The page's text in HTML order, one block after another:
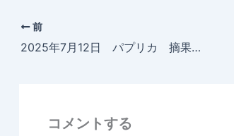
前
2025年7月12日 パプリカ 摘果 整枝
コメントする